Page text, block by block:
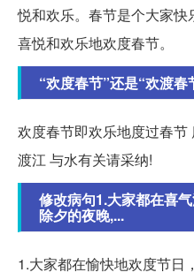
悦和欢乐。春节是个大家
喜悦和欢乐地欢度春节。
“欢度春节”还是“欢渡
欢度春节即欢乐地度过春
渡江 与水有关请采纳!
修改病句1.大家都在喜
除夕的夜晚,...
1.大家都在愉快地欢度节日